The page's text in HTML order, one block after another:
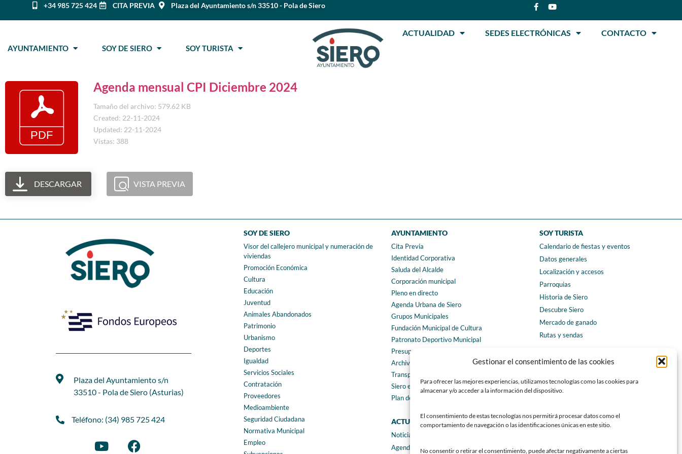
Gestionar el consentimiento de las cookies
Para ofrecer las mejores experiencias, utilizamos tecnologías como las cookies para
almacenar y/o acceder a la información del dispositivo.
El consentimiento de estas tecnologías nos permitirá procesar datos como el
comportamiento de navegación o las identificaciones únicas en este sitio.
No consentir o retirar el consentimiento, puede afectar negativamente a ciertas
+34 985 725 424 CITA PREVIA Plaza del Ayuntamiento s/n 33510 - Pola de Siero
AYUNTAMIENTO SOY DE SIERO SOY TURISTA
ACTUALIDAD SEDES ELECTRÓNICAS CONTACTO
Agenda mensual CPI Diciembre 2024
Tamaño del archivo: 579.62 KB
Created: 22-11-2024
Updated: 22-11-2024
Vistas: 388
DESCARGAR VISTA PREVIA
Plaza del Ayuntamiento s/n
33510 - Pola de Siero (Asturias)
Teléfono: (34) 985 725 424
SOY DE SIERO
Visor del callejero municipal y numeración de
viviendas
Promoción Económica
Cultura
Educación
Juventud
Animales Abandonados
Patrimonio
Urbanismo
Deportes
Igualdad
Servicios Sociales
Contratación
Proveedores
Medioambiente
Seguridad Ciudadana
Normativa Municipal
Empleo
AYUNTAMIENTO
Cita Previa
Identidad Corporativa
Saluda del Alcalde
Corporación municipal
Pleno en directo
Agenda Urbana de Siero
Grupos Municipales
Fundación Municipal de Cultura
Patronato Deportivo Municipal
Presupuestos municipales
Archivo municipal
Transparencia
Siero en Cifras
Plan de igualdad
ACTUALIDAD
Noticias
Agenda
SOY TURISTA
Calendario de fiestas y eventos
Datos generales
Localización y accesos
Parroquias
Historia de Siero
Descubre Siero
Mercado de ganado
Rutas y sendas
CONTACTO
Teléfonos de interés
Formulario de contacto